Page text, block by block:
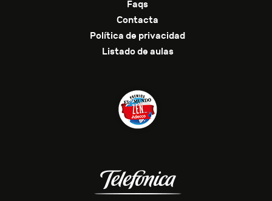
Faqs
Contacta
Política de privacidad
Listado de aulas